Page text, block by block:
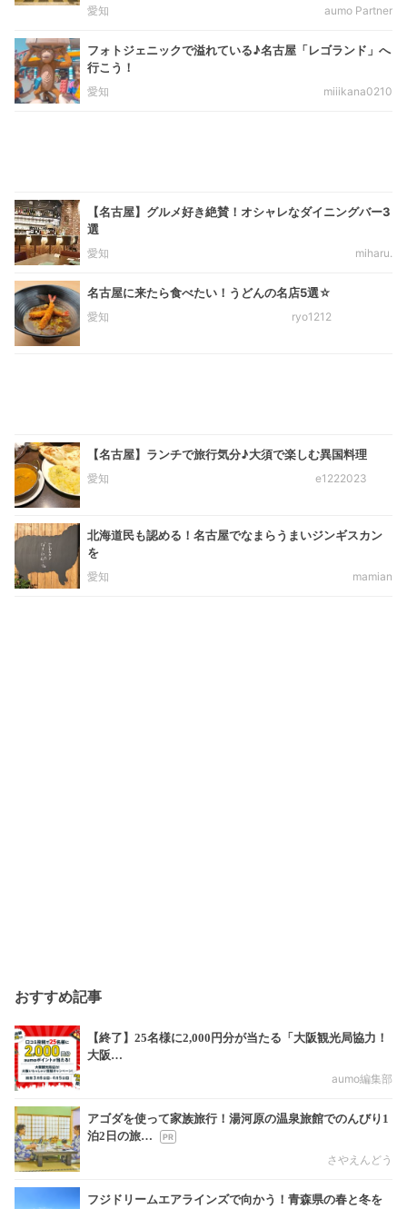
愛知 aumo Partner
フォトジェニックで溢れている♪名古屋「レゴランド」へ
行こう！
愛知 miiikana0210
【名古屋】グルメ好き絶賛！オシャレなダイニングバー3
選
愛知 miharu.
名古屋に来たら食べたい！うどんの名店5選☆
愛知 ryo1212
【名古屋】ランチで旅行気分♪大須で楽しむ異国料理
愛知 e1222023
北海道民も認める！名古屋でなまらうまいジンギスカン
を
愛知 mamian
おすすめ記事
【終了】25名様に2,000円分が当たる「大阪観光局協力！
大阪…
aumo編集部
アゴダを使って家族旅行！湯河原の温泉旅館でのんびり1
泊2日の旅…
さやえんどう
フジドリームエアラインズで向かう！青森県の春と冬を